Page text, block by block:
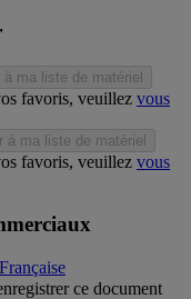
à ma liste de matériel
favoris, veuillez vous
à ma liste de matériel
favoris, veuillez vous
ce document